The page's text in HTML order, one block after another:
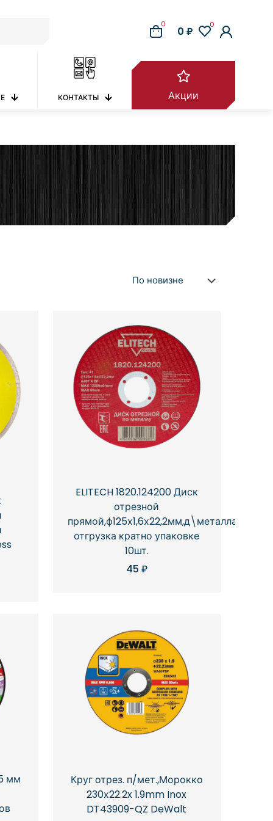
0
0 ₽ 0
КОНТАКТЫ Акции
ELITECH 1820.124200 Диск
отрезной
прямой,ф125х1,6х22,2мм,д\металла,
отгрузка кратно упаковке
10шт.
45 ₽
мм
Круг отрез. п/мет.,Морокко
230х22.2x 1.9mm Inox
DT43909-QZ DeWalt